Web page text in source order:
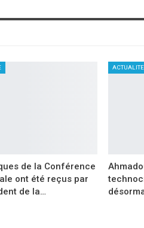
de la Conférence
ont été reçus par
de la…
ACTUALITE